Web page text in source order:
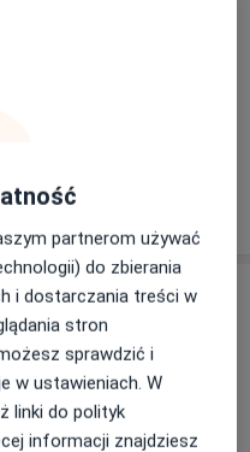
Umów wizytę
partnerom używać
do zbierania
i dostarczania treści w
stron
sprawdzić i
w ustawieniach. W
linki do polityk
informacji znajdziesz